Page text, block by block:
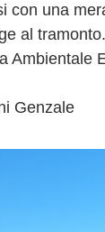
con una
al tramonto.
Ambientale
Genzale